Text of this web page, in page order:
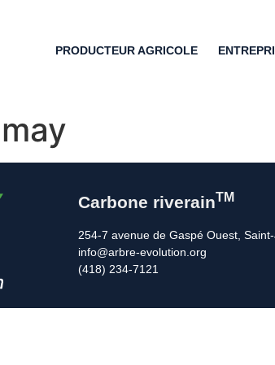
PRODUCTEUR AGRICOLE
Carbone riverainTM
254-7 avenue de Gaspé Ouest,
info@arbre-evolution.org
(418) 234-7121